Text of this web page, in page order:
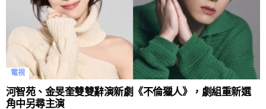
電視
河智苑、金旻奎雙雙辭演新劇《不倫獵人》，劇組重新選
角中另尋主演